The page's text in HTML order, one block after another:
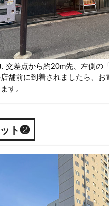
交差点から約20m先、左側の
舗前に到着されましたら、お
す。
ト❷